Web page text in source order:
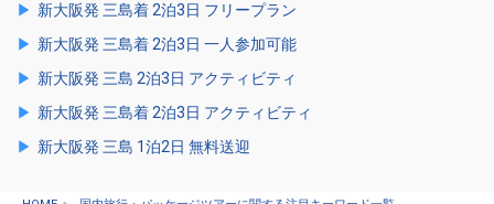
新大阪発 三島着 2泊3日 フリープラン
新大阪発 三島着 2泊3日 一人参加可能
新大阪発 三島 2泊3日 アクティビティ
新大阪発 三島着 2泊3日 アクティビティ
新大阪発 三島 1泊2日 無料送迎